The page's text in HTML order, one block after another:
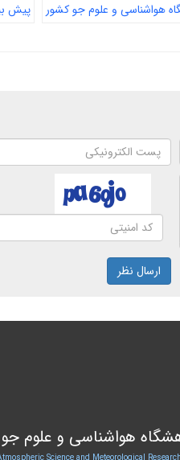
هواشناسی و علوم جو کشور پیش
ارسال نظر
هواشناسی و علوم جو